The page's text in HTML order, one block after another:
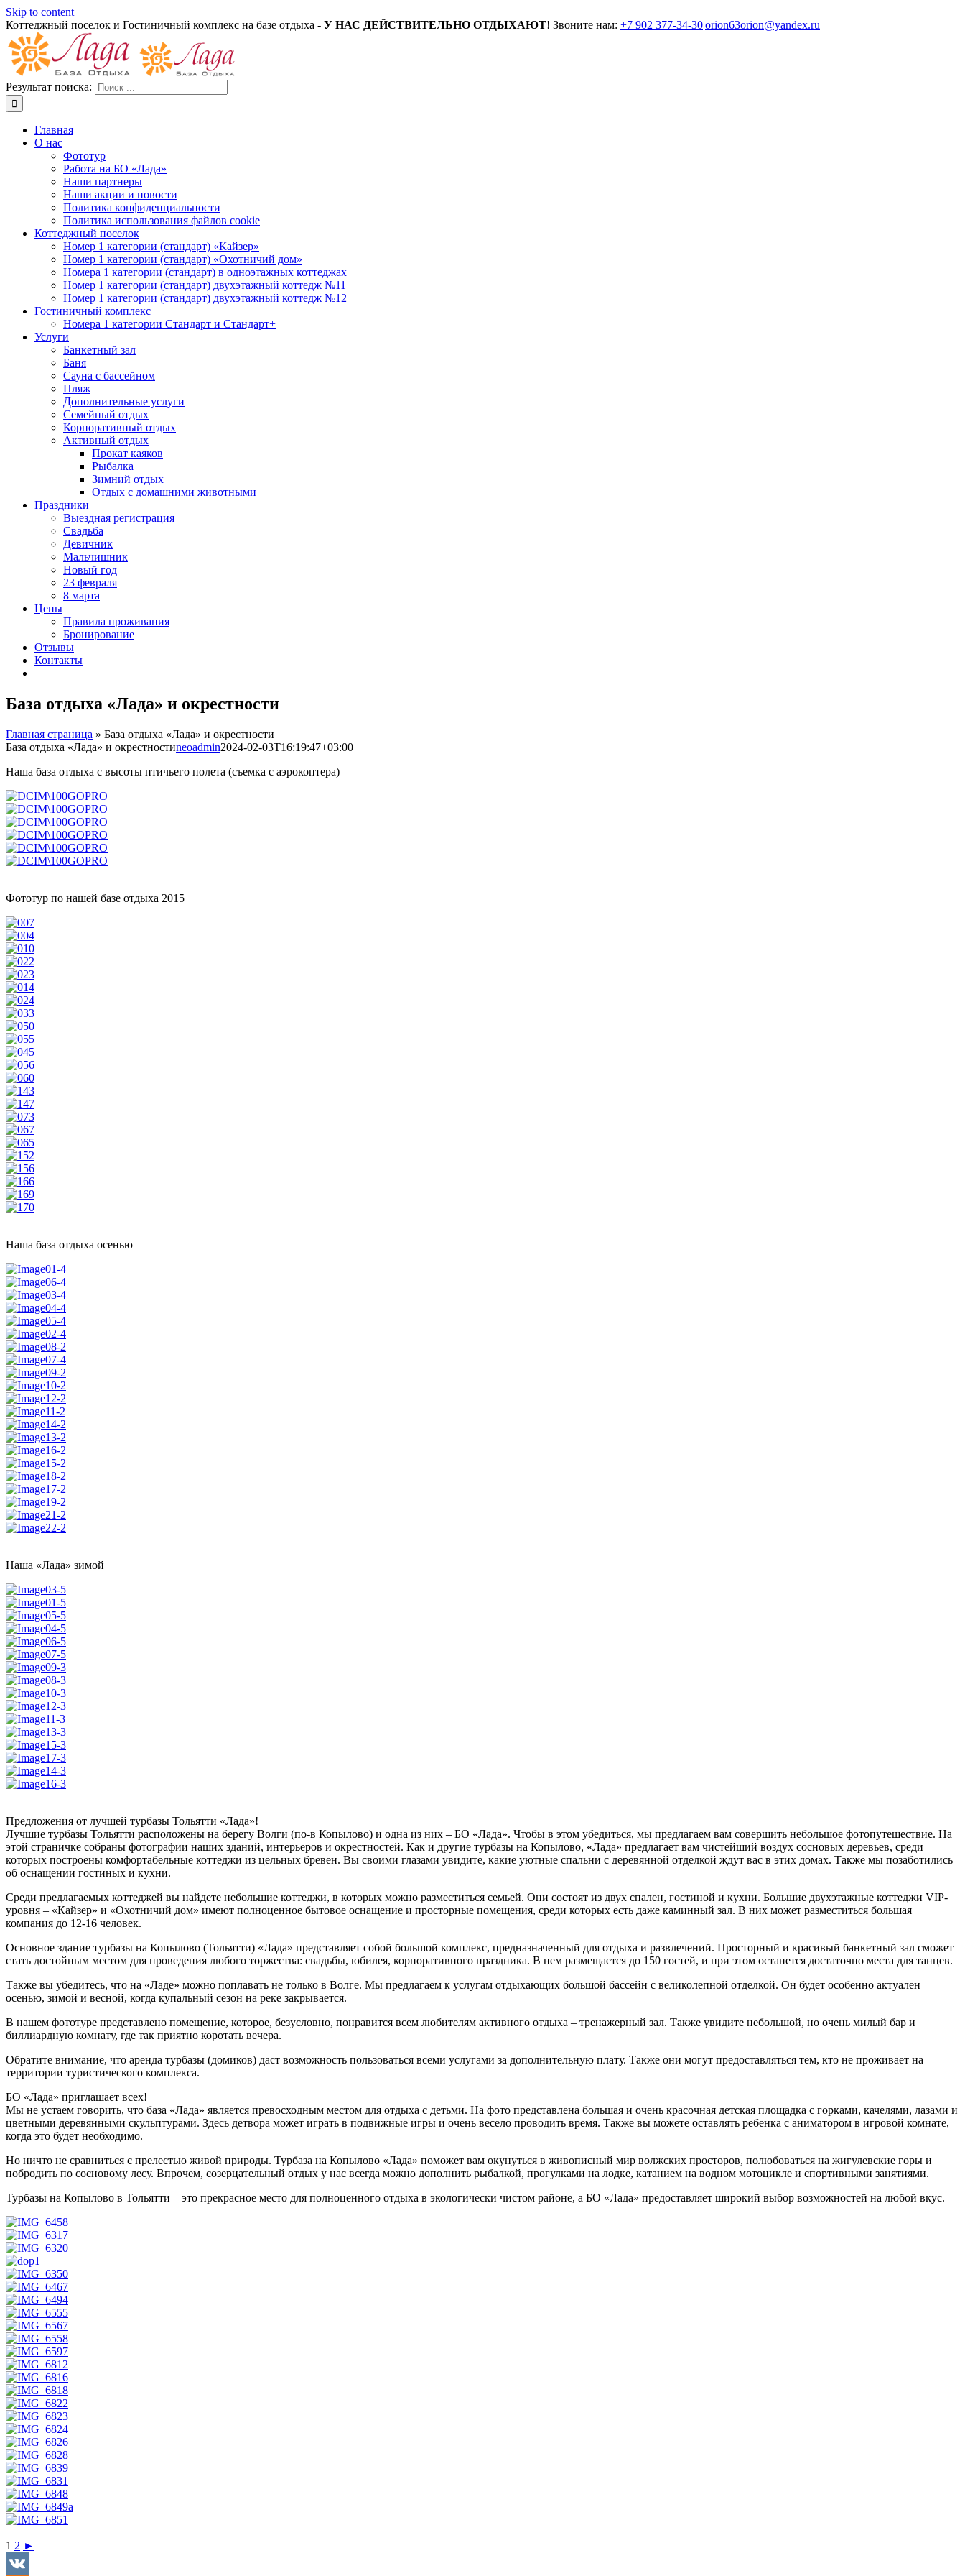
Skip to content
Коттеджный поселок и Гостиничный комплекс на базе отдыха - У НАС ДЕЙСТВИТЕЛЬНО ОТДЫХАЮТ! Звоните нам: +7 902 377-34-30|orion63orion@yandex.ru
Результат поиска:
Главная
О нас
Фототур
Работа на БО «Лада»
Наши партнеры
Наши акции и новости
Политика конфиденциальности
Политика использования файлов cookie
Коттеджный поселок
Номер 1 категории (стандарт) «Кайзер»
Номер 1 категории (стандарт) «Охотничий дом»
Номера 1 категории (стандарт) в одноэтажных коттеджах
Номер 1 категории (стандарт) двухэтажный коттедж №11
Номер 1 категории (стандарт) двухэтажный коттедж №12
Гостиничный комплекс
Номера 1 категории Стандарт и Стандарт+
Услуги
Банкетный зал
Баня
Сауна с бассейном
Пляж
Дополнительные услуги
Семейный отдых
Корпоративный отдых
Активный отдых
Прокат каяков
Рыбалка
Зимний отдых
Отдых с домашними животными
Праздники
Выездная регистрация
Свадьба
Девичник
Мальчишник
Новый год
23 февраля
8 марта
Цены
Правила проживания
Бронирование
Отзывы
Контакты
База отдыха «Лада» и окрестности
Главная страница » База отдыха «Лада» и окрестности
База отдыха «Лада» и окрестностиneoadmin2024-02-03T16:19:47+03:00
Наша база отдыха с высоты птичьего полета (съемка с аэрокоптера)
Фототур по нашей базе отдыха 2015
Наша база отдыха осенью
Наша «Лада» зимой
Предложения от лучшей турбазы Тольятти «Лада»!
Лучшие турбазы Тольятти расположены на берегу Волги (по-в Копылово) и одна из них – БО «Лада». Чтобы в этом убедиться, мы предлагаем вам совершить небольшое фотопутешествие. На
этой страничке собраны фотографии наших зданий, интерьеров и окрестностей. Как и другие турбазы на Копылово, «Лада» предлагает вам чистейший воздух сосновых деревьев, среди
которых построены комфортабельные коттеджи из цельных бревен. Вы своими глазами увидите, какие уютные спальни с деревянной отделкой ждут вас в этих домах. Также мы позаботились
об оснащении гостиных и кухни.
Среди предлагаемых коттеджей вы найдете небольшие коттеджи, в которых можно разместиться семьей. Они состоят из двух спален, гостиной и кухни. Большие двухэтажные коттеджи VIP-
уровня – «Кайзер» и «Охотничий дом» имеют полноценное бытовое оснащение и просторные помещения, среди которых есть даже каминный зал. В них может разместиться большая
компания до 12-16 человек.
Основное здание турбазы на Копылово (Тольятти) «Лада» представляет собой большой комплекс, предназначенный для отдыха и развлечений. Просторный и красивый банкетный зал сможет
стать достойным местом для проведения любого торжества: свадьбы, юбилея, корпоративного праздника. В нем размещается до 150 гостей, и при этом останется достаточно места для танцев.
Также вы убедитесь, что на «Ладе» можно поплавать не только в Волге. Мы предлагаем к услугам отдыхающих большой бассейн с великолепной отделкой. Он будет особенно актуален
осенью, зимой и весной, когда купальный сезон на реке закрывается.
В нашем фототуре представлено помещение, которое, безусловно, понравится всем любителям активного отдыха – тренажерный зал. Также увидите небольшой, но очень милый бар и
биллиардную комнату, где так приятно коротать вечера.
Обратите внимание, что аренда турбазы (домиков) даст возможность пользоваться всеми услугами за дополнительную плату. Также они могут предоставляться тем, кто не проживает на
территории туристического комплекса.
БО «Лада» приглашает всех!
Мы не устаем говорить, что база «Лада» является превосходным местом для отдыха с детьми. На фото представлена большая и очень красочная детская площадка с горками, качелями, лазами и
цветными деревянными скульптурами. Здесь детвора может играть в подвижные игры и очень весело проводить время. Также вы можете оставлять ребенка с аниматором в игровой комнате,
когда это будет необходимо.
Но ничто не сравниться с прелестью живой природы. Турбаза на Копылово «Лада» поможет вам окунуться в живописный мир волжских просторов, полюбоваться на жигулевские горы и
побродить по сосновому лесу. Впрочем, созерцательный отдых у нас всегда можно дополнить рыбалкой, прогулками на лодке, катанием на водном мотоцикле и спортивными занятиями.
Турбазы на Копылово в Тольятти – это прекрасное место для полноценного отдыха в экологически чистом районе, а БО «Лада» предоставляет широкий выбор возможностей на любой вкус.
1 2 ►